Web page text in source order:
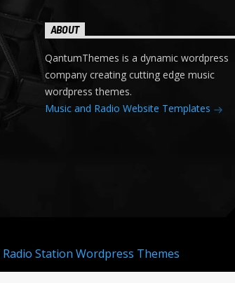
ABOUT
QantumThemes is a dynamic wordpress
company creating cutting edge music
wordpress themes.
Music and Radio Website Templates
Radio Station Wordpress Themes